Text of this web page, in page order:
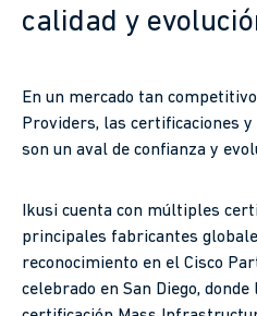
calidad y
En un mercado tan
Providers, las certificaciones
son un aval de confianza y
Ikusi cuenta con múltiples
principales fabricantes
reconocimiento en el Cisco
celebrado en San Diego,